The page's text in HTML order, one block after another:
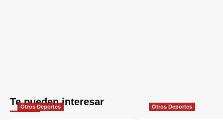
Te pueden interesar
Otros Deportes Otros Deportes